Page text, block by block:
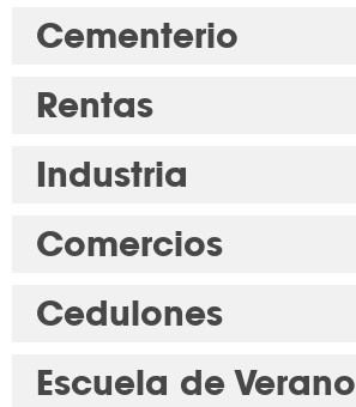
Cementerio
Rentas
Industria
Comercios
Cedulones
Escuela de Verano